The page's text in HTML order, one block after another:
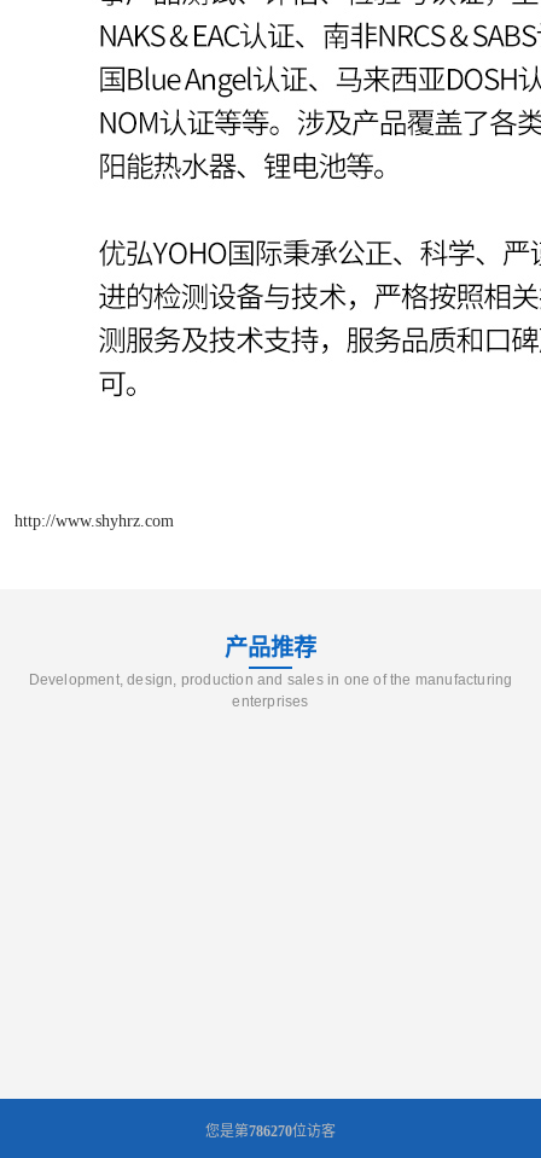
http://www.shyhrz.com
产品推荐
Development, design, production and sales in one of the manufacturing
enterprises
您是第786270位访客